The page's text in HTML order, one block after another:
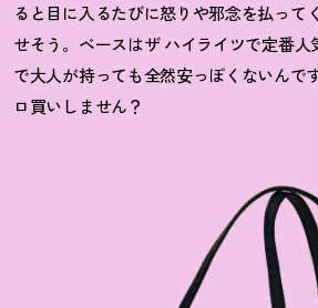
ると目に入るたびに怒りや邪念を払って
せそう。ベースはザ ハイライツで定番
で大人が持っても全然安っぽくないんで
ロ買いしません？